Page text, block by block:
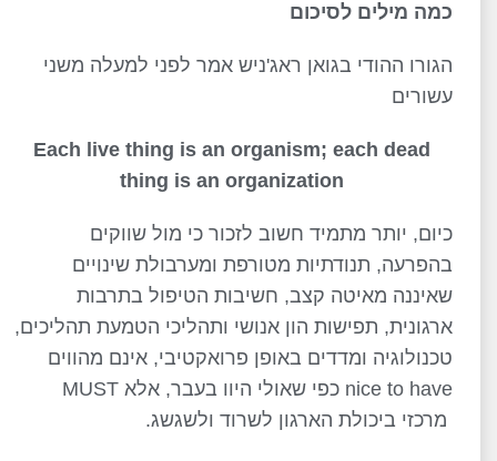
כמה מילים לסיכום
הגורו ההודי בגואן ראג'ניש אמר לפני למעלה משני
עשורים
Each live thing is an organism; each dead
thing is an organization
כיום, יותר מתמיד חשוב לזכור כי מול שווקים
בהפרעה, תנודתיות מטורפת ומערבולת שינויים
שאיננה מאיטה קצב, חשיבות הטיפול בתרבות
ארגונית, תפישות הון אנושי ותהליכי הטמעת תהליכים,
טכנולוגיה ומדדים באופן פרואקטיבי, אינם מהווים
nice to have כפי שאולי היוו בעבר, אלא MUST
מרכזי ביכולת הארגון לשרוד ולשגשג.